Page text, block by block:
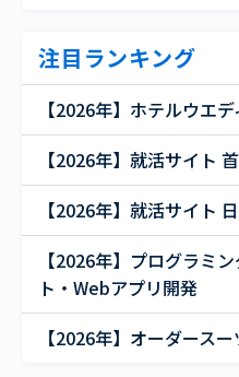
注目ランキング
【2026年】ホテルウエ
【2026年】就活サイト
【2026年】就活サイト
【2026年】プログラミ
ト・Webアプリ開発
【2026年】オーダース